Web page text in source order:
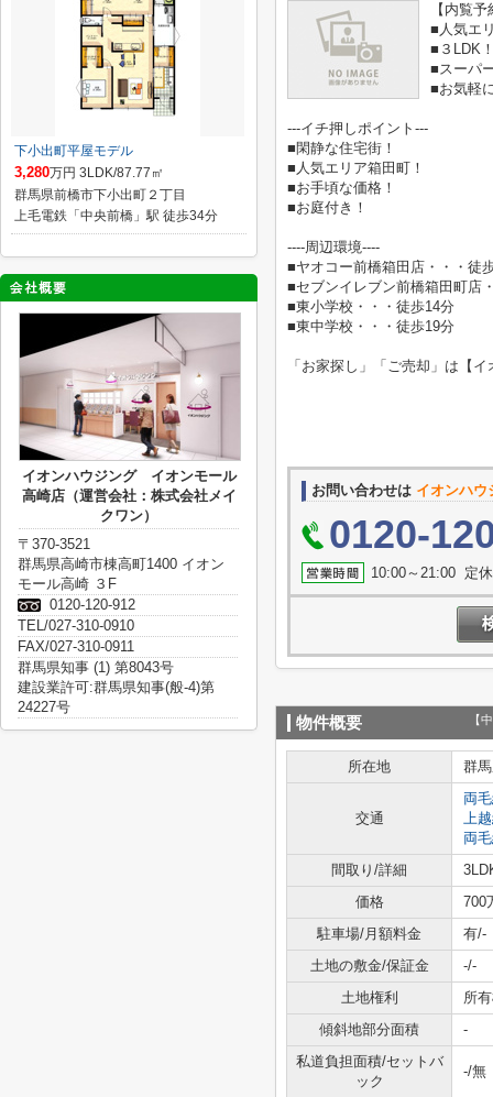
【内覧
■人気エ
■３LDK
■スーパ
■お気軽
---イチ押しポイント---
■閑静な住宅街！
■人気エリア箱田町！
■お手頃な価格！
■お庭付き！
----周辺環境----
■ヤオコー前橋箱田店・・・徒
■セブンイレブン前橋箱田町店
■東小学校・・・徒歩14分
■東中学校・・・徒歩19分
「お家探し」「ご売却」は【
お問い合わせは イオンハ
0120-
10:00～21:00 定
物件概要 【
所在地 群
交通
両
上
両
間取り/詳細
価格
700
駐車場/月額料金
有/-
土地の敷金/保証金
-/-
土地権利
所
傾斜地部分面積
-
私道負担面積/セットバ
ック
-/無
下小出町平屋モデル
3,280万円 3LDK/87.77㎡
群馬県前橋市下小出町２丁目
上毛電鉄「中央前橋」駅 徒歩34分
イオンハウジング イオンモール
高崎店（運営会社：株式会社メイ
クワン）
〒370-3521
群馬県高崎市棟高町1400 イオン
モール高崎 ３F
0120-120-912
TEL/027-310-0910
FAX/027-310-0911
群馬県知事 (1) 第8043号
建設業許可:群馬県知事(般-4)第
24227号